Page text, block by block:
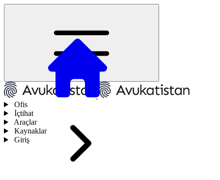
Ofis
İçtihat
Araçlar
Kaynaklar
Giriş